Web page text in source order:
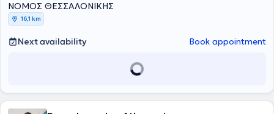
ΝΟΜΟΣ ΘΕΣΣΑΛΟΝΙΚΗΣ
16,1 km
Next availability Book appointment